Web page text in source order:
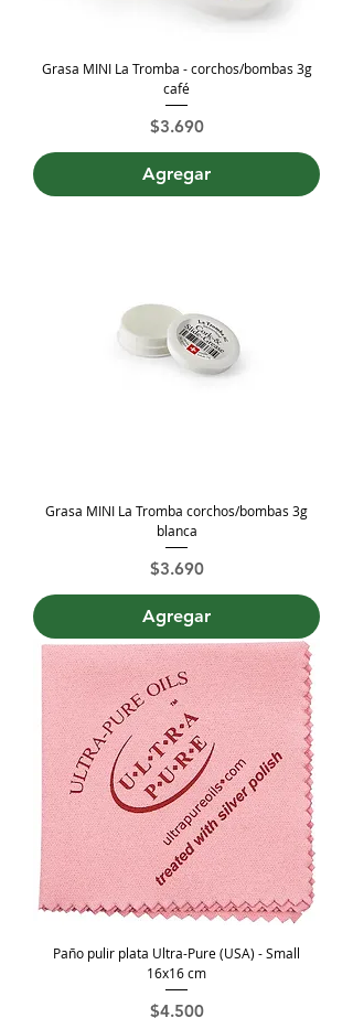
Grasa MINI La Tromba - corchos/bombas 3g
café
Precio
$3.690
Agregar
Grasa MINI La Tromba corchos/bombas 3g
blanca
Precio
$3.690
Agregar
Paño pulir plata Ultra-Pure (USA) - Small
16x16 cm
Precio
$4.500